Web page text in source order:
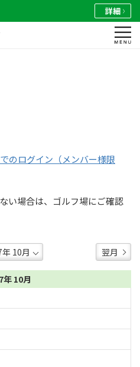
詳細
のログイン（メンバー様限
い場合は、ゴルフ場にご確認
翌月
年 10月